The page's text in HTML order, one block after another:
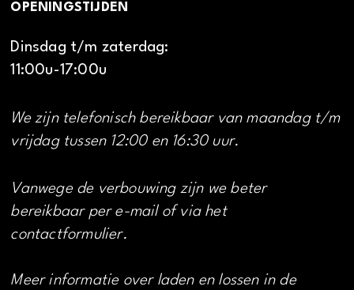
OPENINGSTIJDEN
Dinsdag t/m zaterdag:
11:00u-17:00u
We zijn telefonisch bereikbaar van maandag t/m
vrijdag tussen 12:00 en 16:30 uur.
Vanwege de verbouwing zijn we beter
bereikbaar per e-mail of via het
contactformulier.
Meer informatie over laden en lossen in de